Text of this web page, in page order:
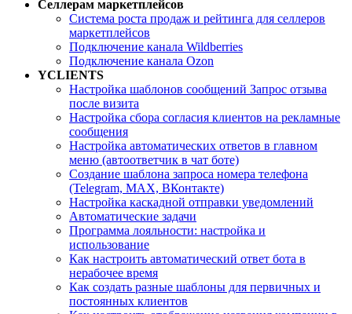
Селлерам маркетплейсов
Система роста продаж и рейтинга для селлеров
маркетплейсов
Подключение канала Wildberries
Подключение канала Ozon
YCLIENTS
Настройка шаблонов сообщений Запрос отзыва
после визита
Настройка сбора согласия клиентов на рекламные
сообщения
Настройка автоматических ответов в главном
меню (автоответчик в чат боте)
Создание шаблона запроса номера телефона
(Telegram, MAX, ВКонтакте)
Настройка каскадной отправки уведомлений
Автоматические задачи
Программа лояльности: настройка и
использование
Как настроить автоматический ответ бота в
нерабочее время
Как создать разные шаблоны для первичных и
постоянных клиентов